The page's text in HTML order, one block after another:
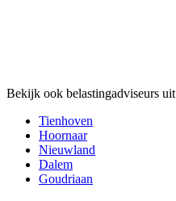
Bekijk ook belastingadviseurs uit
Tienhoven
Hoornaar
Nieuwland
Dalem
Goudriaan